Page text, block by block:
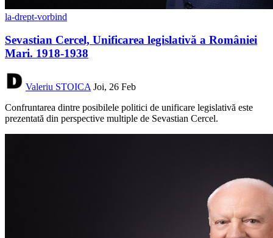
la-drept-vorbind
Sevastian Cercel, Unificarea legislativă a României
Mari. 1918-1938
Valeriu STOICA Joi, 26 Feb
Confruntarea dintre posibilele politici de unificare legislativă este
prezentată din perspective multiple de Sevastian Cercel.